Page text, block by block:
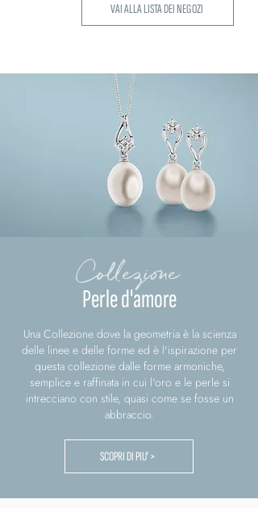
VAI ALLA LISTA DEI NEGOZI
Collezione
Perle d'amore
Una Collezione dove la geometria è la scienza
delle linee e delle forme ed è l'ispirazione per
questa collezione dalle forme armoniche,
semplice e raffinata in cui l'oro e le perle si
intrecciano con stile, quasi come se fosse un
abbraccio.
SCOPRI DI PIU' >